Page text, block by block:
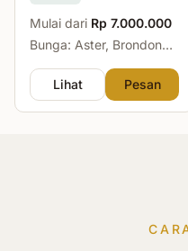
Mulai dari Rp 7.000.000
Bunga: Aster, Brondong,
Lihat
Pesan